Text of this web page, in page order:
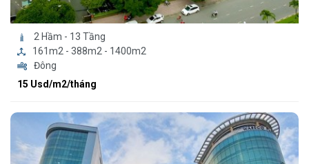
2 Hầm - 13 Tầng
161m2 - 388m2 - 1400m2
Đông
15 Usd/m2/tháng